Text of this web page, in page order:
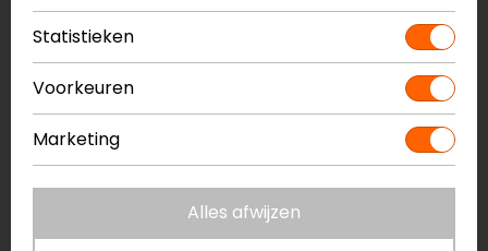
Vestiging Apeldoorn
Niet op voorraad
Vestiging Breda
Niet op voorraad
Vestiging Capelle a/d IJssel
Beperkte voorraad
Vestiging Eindhoven
Niet op voorraad
Statistieken
Voorkeuren
Marketing
Alles afwijzen